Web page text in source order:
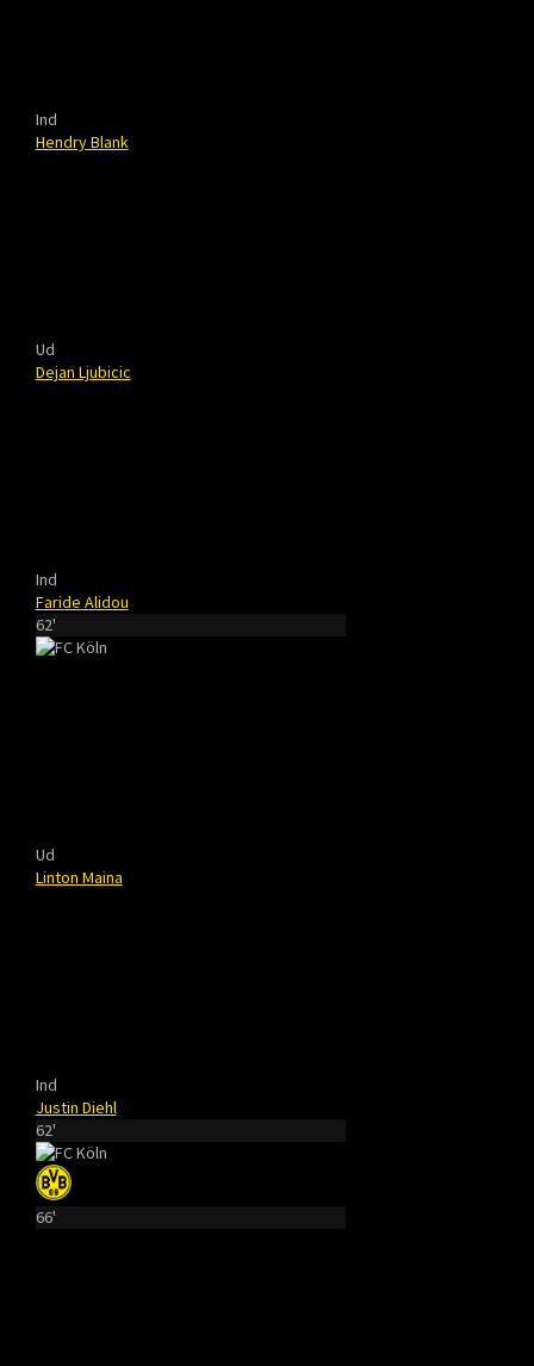
Ind
Hendry Blank
Ud
Dejan Ljubicic
Ind
Faride Alidou
62'
Ud
Linton Maina
Ind
Justin Diehl
62'
66'